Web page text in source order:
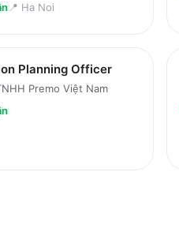
📍 Ha Noi
Planning Officer
Premo Việt Nam